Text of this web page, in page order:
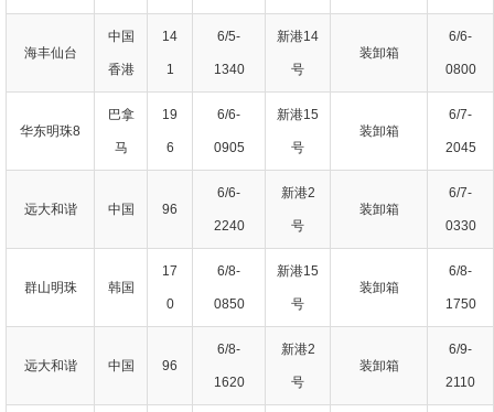
海丰仙台
中国
香港
14
1
6/5-
1340
新港14
号
装卸箱
6/6-
0800
华东明珠8
巴拿
马
19
6
6/6-
0905
新港15
号
装卸箱
6/7-
2045
远大和谐 中国 96
6/6-
2240
新港2
号
装卸箱
6/7-
0330
群山明珠 韩国
17
0
6/8-
0850
新港15
号
装卸箱
6/8-
1750
远大和谐 中国 96
6/8-
1620
新港2
号
装卸箱
6/9-
2110